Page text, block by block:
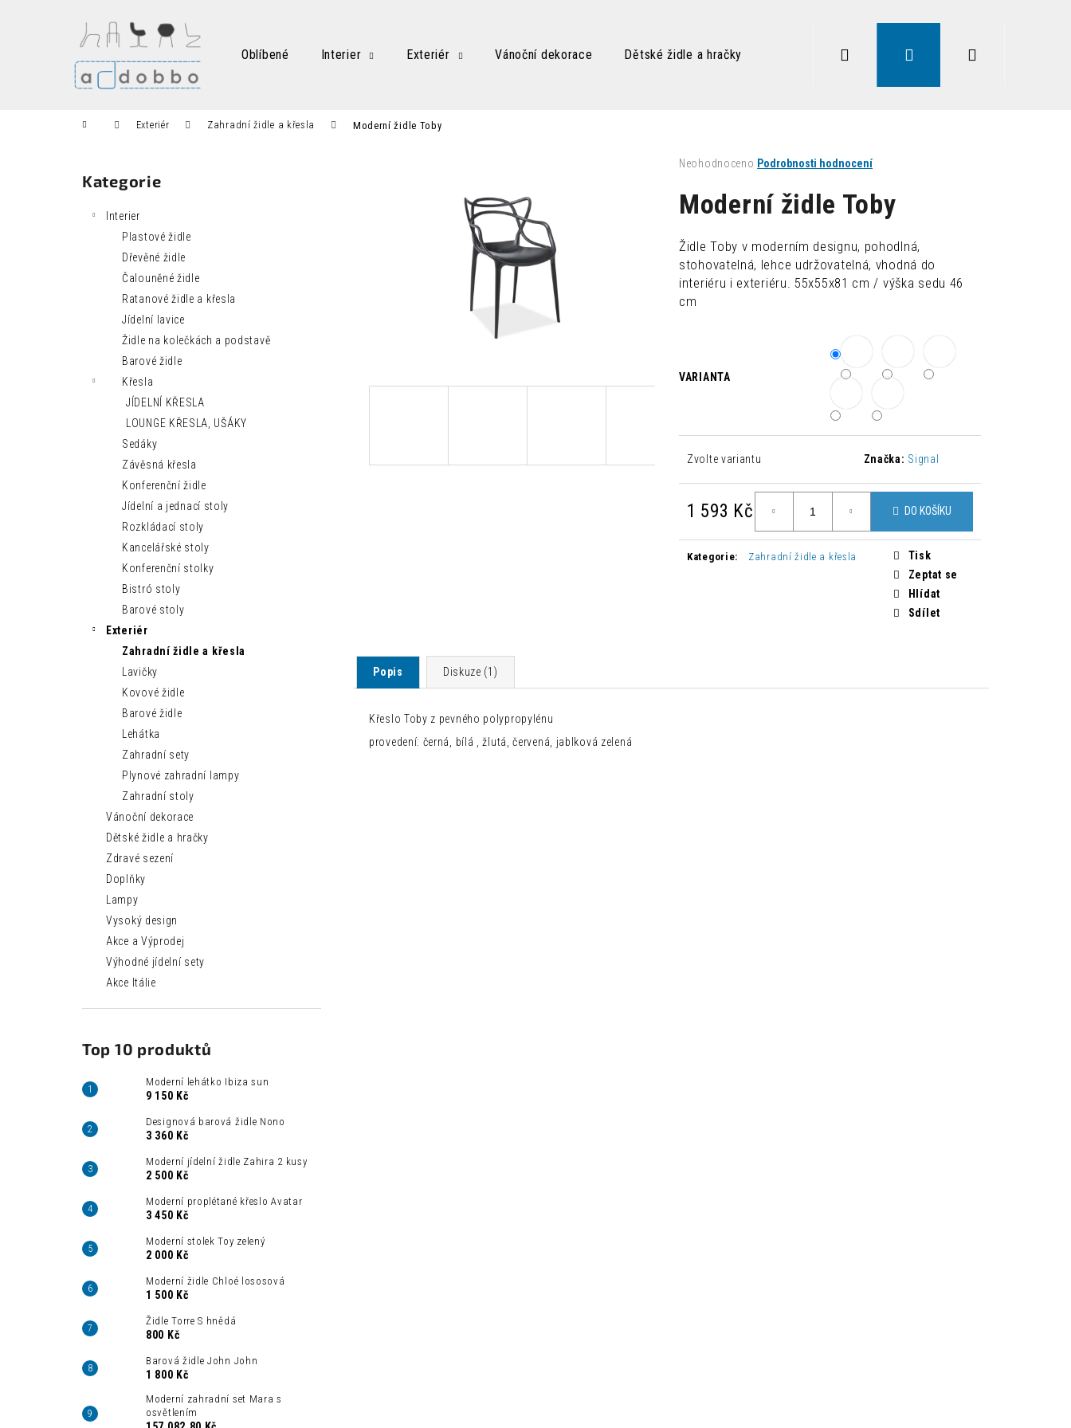
Oblíbené Interier Exteriér Vánoční dekorace Dětské židle a hračky Zdravé sezení Doplňky Lampy
Přihlášení
Domů Exteriér Zahradní židle a křesla Moderní židle Toby
Přeskočit
kategorie
Kategorie
Interier
Plastové židle
Dřevěné židle
Čalouněné židle
Ratanové židle a křesla
Jídelní lavice
Židle na kolečkách a podstavě
Barové židle
Křesla
JÍDELNÍ KŘESLA
LOUNGE KŘESLA, UŠÁKY
Sedáky
Závěsná křesla
Konferenční židle
Jídelní a jednací stoly
Rozkládací stoly
Kancelářské stoly
Konferenční stolky
Bistró stoly
Barové stoly
Exteriér
Zahradní židle a křesla
Lavičky
Kovové židle
Barové židle
Lehátka
Zahradní sety
Plynové zahradní lampy
Zahradní stoly
Vánoční dekorace
Dětské židle a hračky
Zdravé sezení
Doplňky
Lampy
Vysoký design
Akce a Výprodej
Výhodné jídelní sety
Akce Itálie
Top 10 produktů
Moderní lehátko Ibiza sun
9 150 Kč
Designová barová židle Nono
3 360 Kč
Moderní jídelní židle Zahira 2 kusy
2 500 Kč
Moderní proplétané křeslo Avatar
3 450 Kč
Moderní stolek Toy zelený
2 000 Kč
Moderní židle Chloé lososová
1 500 Kč
Židle Torre S hnědá
800 Kč
Barová židle John John
1 800 Kč
Moderní zahradní set Mara s
osvětlením
Průměrné
produktu
je
z
5
hvězdiček.
Neohodnoceno Podrobnosti hodnocení
Moderní židle Toby
Židle Toby v moderním designu, pohodlná,
stohovatelná, lehce udržovatelná, vhodná do
interiéru i exteriéru. 55x55x81 cm / výška sedu 46
cm
VARIANTA
Zvolte variantu Značka: Signal
1 593 Kč
cena:
DO KOŠÍKU
Kategorie: Zahradní židle a křesla
Tisk
Zeptat se
Hlídat
Sdílet
Popis Diskuze (1)
Křeslo Toby z pevného polypropylénu
provedení: černá, bílá , žlutá, červená, jablková zelená
Doporučujeme
MODERNÍ LEHÁTKO IBIZA SUN
9 150 Kč
3 360 Kč
MODERNÍ JÍDELNÍ ŽIDLE ZAHIRA 2 KUSY
2 500 Kč